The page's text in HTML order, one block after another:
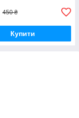
450 ₴
Купити